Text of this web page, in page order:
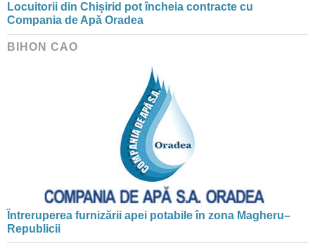
Locuitorii din Chișirid pot încheia contracte cu
Compania de Apă Oradea
BIHON CAO
Întreruperea furnizării apei potabile în zona Magheru–
Republicii